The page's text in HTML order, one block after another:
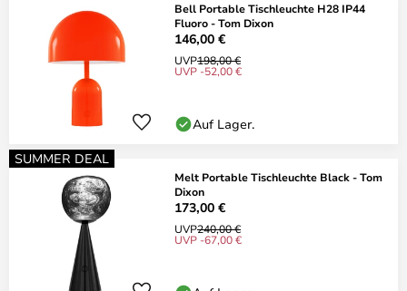
Bell Portable Tischleuchte H28 IP44
Fluoro - Tom Dixon
146,00 €
UVP198,00 €
UVP -52,00 €
Auf Lager.
SUMMER DEAL
Melt Portable Tischleuchte Black - Tom
Dixon
173,00 €
UVP240,00 €
UVP -67,00 €